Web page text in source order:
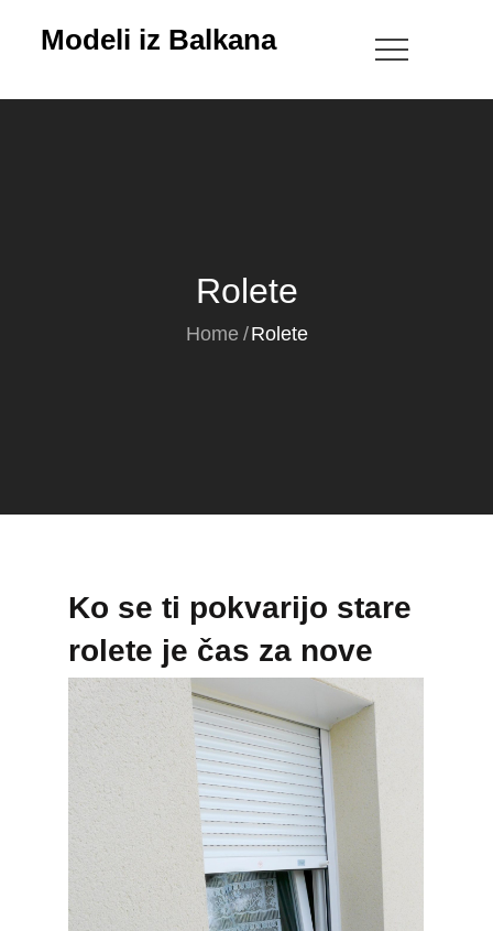
Modeli iz Balkana
Rolete
Home Rolete
Ko se ti pokvarijo stare
rolete je čas za nove